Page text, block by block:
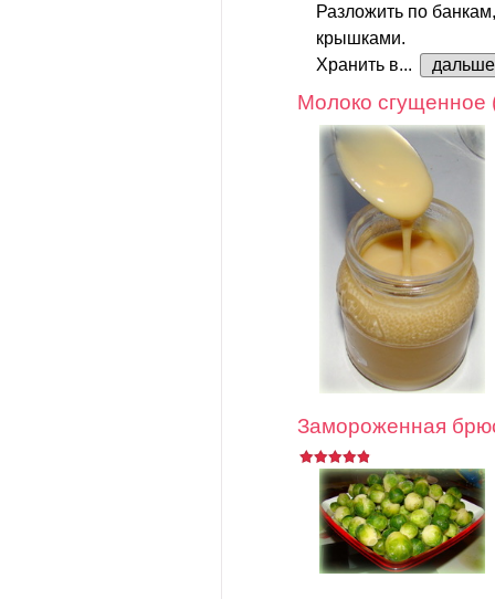
Разложить по
крышками.
Хранить в...
дальше
Молоко
Замороженная